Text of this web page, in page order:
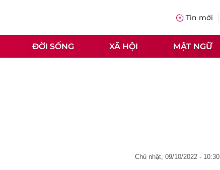
Tin mới
ĐỜI SỐNG XÃ HỘI MẬT NGỮ
chủ nhật, 09/10/2022 - 10:30